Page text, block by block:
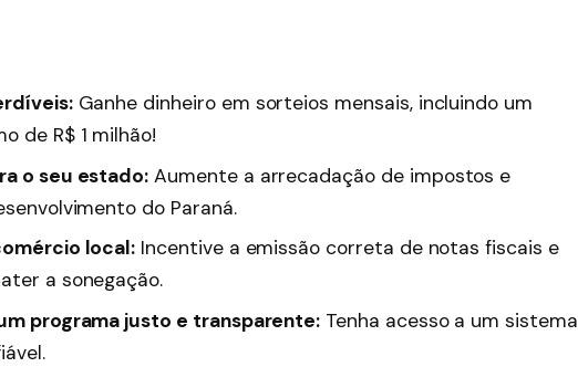
Ganhe dinheiro em sorteios mensais, incluindo um
de R$ 1 milhão!
o seu estado: Aumente a arrecadação de impostos e
do Paraná.
local: Incentive a emissão correta de notas fiscais e
a sonegação.
programa justo e transparente: Tenha acesso a um sistema